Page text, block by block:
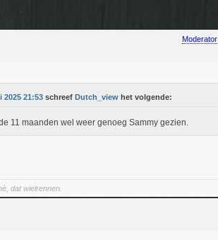
Moderator
2025 21:53 schreef Dutch_view het volgende:
11 maanden wel weer genoeg Sammy gezien.
dat wielrennen.